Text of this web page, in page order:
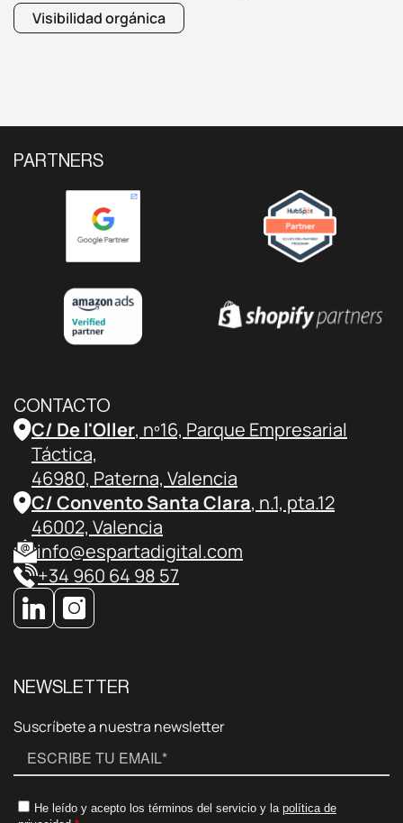
Visibilidad orgánica
PARTNERS
CONTACTO
C/ De l'Oller, nº16, Parque Empresarial
Táctica,
46980, Paterna, Valencia
C/ Convento Santa Clara, n.1, pta.12
46002, Valencia
info@espartadigital.com
+34 960 64 98 57
NEWSLETTER
Suscríbete a nuestra newsletter